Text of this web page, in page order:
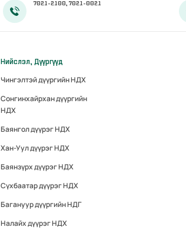
7021-2100, 7021-0021
Нийслэл, Дүүргүүд
Чингэлтэй дүүргийн НДХ
Сонгинхайрхан дүүргийн
НДХ
Баянгол дүүрэг НДХ
Хан-Уул дүүрэг НДХ
Баянзүрх дүүрэг НДХ
Сүхбаатар дүүрэг НДХ
Багануур дүүргийн НДГ
Налайх дүүрэг НДХ